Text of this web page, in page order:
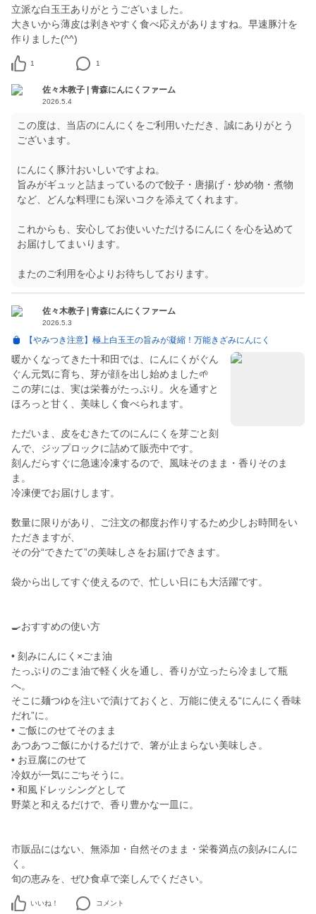
立派な白玉王ありがとうございました。
大きいから薄皮は剥きやすく食べ応えがありますね。早速豚汁を
作りました(^^)
1 1
佐々木教子 | 青森にんにくファーム
2026.5.4
この度は、当店のにんにくをご利用いただき、誠にありがとう
ございます。
にんにく豚汁おいしいですよね。
旨みがギュッと詰まっているので餃子・唐揚げ・炒め物・煮物
など、どんな料理にも深いコクを添えてくれます。
これからも、安心してお使いいただけるにんにくを心を込めて
お届けしてまいります。
またのご利用を心よりお待ちしております。
佐々木教子 | 青森にんにくファーム
2026.5.3
【やみつき注意】極上白玉王の旨みが凝縮！万能きざみにんにく
暖かくなってきた十和田では、にんにくがぐん
ぐん元気に育ち、芽が顔を出し始めました🌱
この芽には、実は栄養がたっぷり。火を通すと
ほろっと甘く、美味しく食べられます。
ただいま、皮をむきたてのにんにくを芽ごと刻
んで、ジップロックに詰めて販売中です。
刻んだらすぐに急速冷凍するので、風味そのまま・香りそのま
ま。
冷凍便でお届けします。
数量に限りがあり、ご注文の都度お作りするため少しお時間をい
ただきますが、
その分“できたて”の美味しさをお届けできます。
袋から出してすぐ使えるので、忙しい日にも大活躍です。
🍳おすすめの使い方
• 刻みにんにく×ごま油
たっぷりのごま油で軽く火を通し、香りが立ったら冷まして瓶
へ。
そこに麺つゆを注いで漬けておくと、万能に使える“にんにく香味
だれ”に。
• ご飯にのせてそのまま
あつあつご飯にかけるだけで、箸が止まらない美味しさ。
• お豆腐にのせて
冷奴が一気にごちそうに。
• 和風ドレッシングとして
野菜と和えるだけで、香り豊かな一皿に。
市販品にはない、無添加・自然そのまま・栄養満点の刻みにんに
く。
旬の恵みを、ぜひ食卓で楽しんでください。
いいね！ コメント